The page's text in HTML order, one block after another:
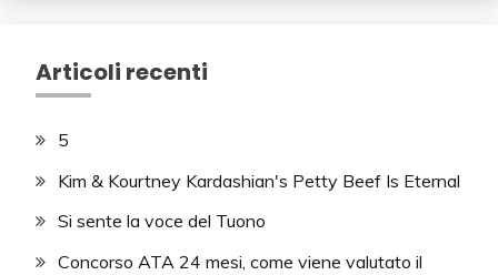
Articoli recenti
5
Kim & Kourtney Kardashian's Petty Beef Is Eternal
Si sente la voce del Tuono
Concorso ATA 24 mesi, come viene valutato il